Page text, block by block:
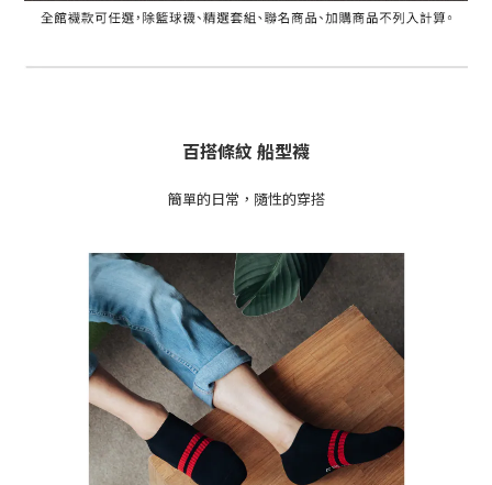
百搭條紋 船型襪
簡單的日常，隨性的穿搭